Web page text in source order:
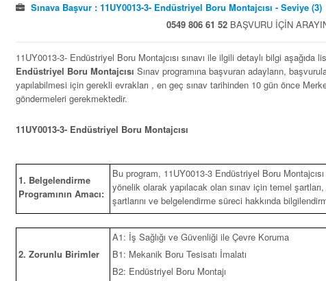
Sınava Başvur : 11UY0013-3- Endüstriyel Boru Montajcısı - Seviye (3)
0549 806 61 52BAŞVURU İÇİN
11UY0013-3- Endüstriyel Boru Montajcısı sınavı ile ilgili detaylı bilgi aşağıda
Endüstriyel Boru Montajcısı Sınav programına başvuran adayların,
yapılabilmesi için gerekli evrakları , en geç sınav tarihinden 10 gün önce
göndermeleri gerekmektedir.
11UY0013-3- Endüstriyel Boru Montajcısı
1. Belgelendirme
Programının Amacı:
Bu program, 11UY0013-3 Endüstriyel Boru
yönelik olarak yapılacak olan sınav için temel şartları,
şartlarını ve belgelendirme süreci hakkında
2. Zorunlu Birimler
A1: İş Sağlığı ve Güvenliği ile Çevre Koruma
B1: Mekanik Boru Tesisatı İmalatı
B2: Endüstriyel Boru Montajı